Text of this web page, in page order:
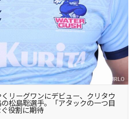
リーグワンにデビュー、クリタウ
松島聡選手。「アタックの一つ目
役割に期待